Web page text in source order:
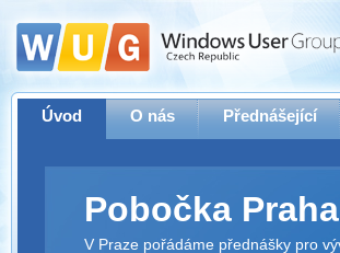
Úvod O nás Přednášející
Pobočka Praha
V Praze pořádáme přednášky pro